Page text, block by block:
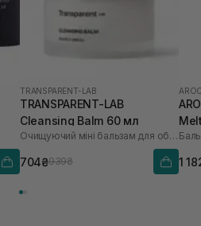
TRANSPARENT-LAB
TRANSPARENT-LAB
Cleansing Balm 60 мл
Очищуючий міні бальзам для обличчя
704₴939₴ 1